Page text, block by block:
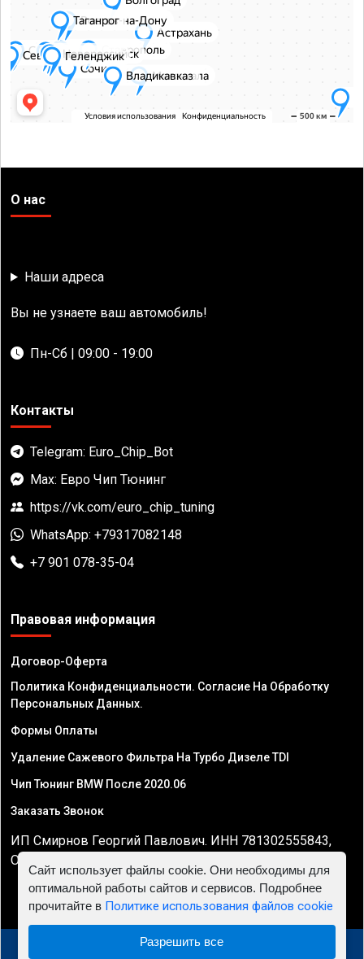
О нас
Наши адреса
Вы не узнаете ваш автомобиль!
Пн-Сб | 09:00 - 19:00
Контакты
Telegram: Euro_Chip_Bot
Max: Евро Чип Тюнинг
https://vk.com/euro_chip_tuning
WhatsApp: +79317082148
+7 901 078-35-04
Правовая информация
Договор-Оферта
Политика Конфиденциальности. Согласие На Обработку
Персональных Данных.
Формы Оплаты
Удаление Сажевого Фильтра На Турбо Дизеле TDI
Чип Тюнинг BMW После 2020.06
Заказать Звонок
ИП Смирнов Георгий Павлович. ИНН 781302555843,
ОГРНИП 324470400032610
© 2010 - 2026 Чип тюнинг двигателя автомобиля -
Сайт использует файлы cookie. Они необходимы для
оптимальной работы сайтов и сервисов. Подробнее
прочитайте в Политике использования файлов cookie
Разрешить все